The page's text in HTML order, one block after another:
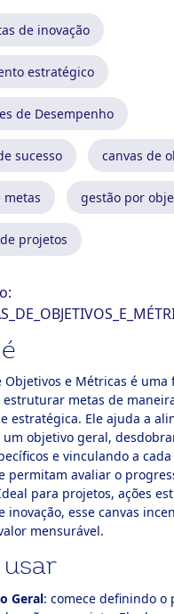
de inovação
estratégico
de Desempenho
sucesso canvas de
metas gestão por
projetos
Objetivos e Métricas é
metas de
estratégica. Ele ajuda a
objetivo geral,
e vinculando a
permitam avaliar o
para projetos, ações
inovação, esse canvas
mensurável.
usar
Geral: comece definindo o